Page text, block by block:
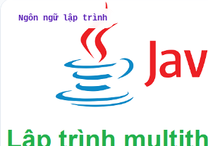
Ngôn ngữ lập trình